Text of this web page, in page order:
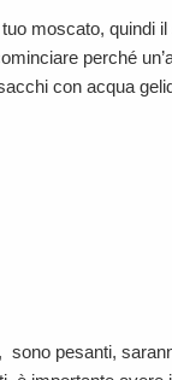
moscato, quindi
perché
con acqua
pesanti,